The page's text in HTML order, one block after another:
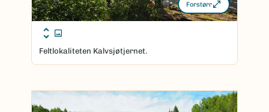
Forstørr
Feltlokaliteten Kalvsjøtjernet.